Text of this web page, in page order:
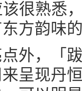
很熟悉
方韵味
外，「
呈现丹